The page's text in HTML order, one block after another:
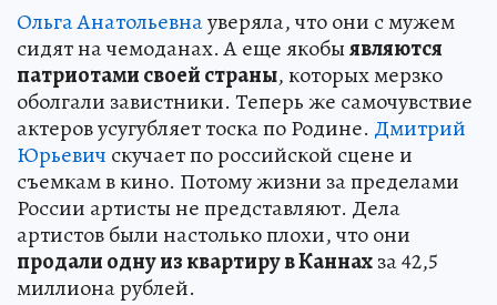
Ольга Анатольевнауверяла, что они с мужем
сидят на чемоданах. А еще якобыявляются
патриотами своей страны, которых мерзко
оболгали завистники. Теперь же самочувствие
актеров усугубляет тоска по Родине. Дмитрий
Юрьевич скучает по российской сцене и
съемкам в кино. Потому жизни за пределами
России артисты не представляют. Дела
артистов были настолько плохи, что они
продали одну из квартиру в Каннахза 42,5
миллиона рублей.